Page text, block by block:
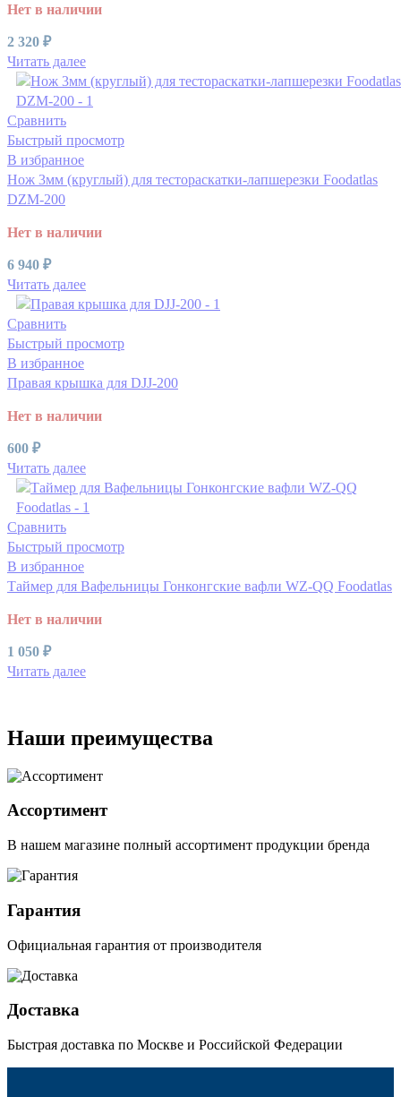
Нет в наличии
2 320 ₽
Читать далее
Сравнить
Быстрый просмотр
В избранное
Нож 3мм (круглый) для тестораскатки-лапшерезки Foodatlas
DZM-200
Нет в наличии
6 940 ₽
Читать далее
Сравнить
Быстрый просмотр
В избранное
Правая крышка для DJJ-200
Нет в наличии
600 ₽
Читать далее
Сравнить
Быстрый просмотр
В избранное
Таймер для Вафельницы Гонконгские вафли WZ-QQ Foodatlas
Нет в наличии
1 050 ₽
Читать далее
Наши преимущества
Ассортимент
В нашем магазине полный ассортимент продукции бренда
Гарантия
Официальная гарантия от производителя
Доставка
Быстрая доставка по Москве и Российской Федерации